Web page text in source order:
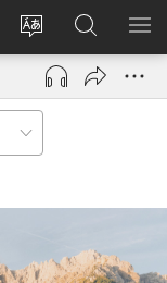
サ
イ
ト
の
言
を
え
ロ
グ
ン
し
タ
で
JW.ORG
の
検
メ
を